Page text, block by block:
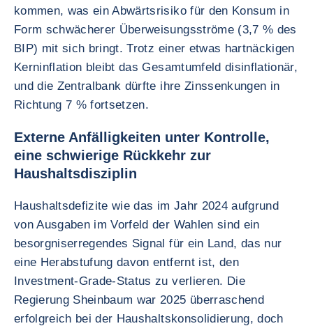
kommen, was ein Abwärtsrisiko für den Konsum in
Form schwächerer Überweisungsströme (3,7 % des
BIP) mit sich bringt. Trotz einer etwas hartnäckigen
Kerninflation bleibt das Gesamtumfeld disinflationär,
und die Zentralbank dürfte ihre Zinssenkungen in
Richtung 7 % fortsetzen.
Externe Anfälligkeiten unter Kontrolle,
eine schwierige Rückkehr zur
Haushaltsdisziplin
Haushaltsdefizite wie das im Jahr 2024 aufgrund
von Ausgaben im Vorfeld der Wahlen sind ein
besorgniserregendes Signal für ein Land, das nur
eine Herabstufung davon entfernt ist, den
Investment-Grade-Status zu verlieren. Die
Regierung Sheinbaum war 2025 überraschend
erfolgreich bei der Haushaltskonsolidierung, doch